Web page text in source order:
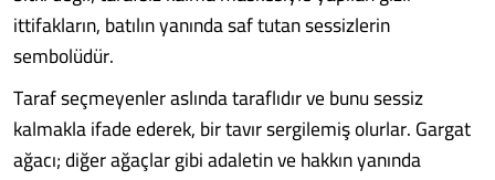
ittifakların, batılın yanında saf tutan sessizlerin
sembolüdür.
Taraf seçmeyenler aslında taraflıdır ve bunu sessiz
kalmakla ifade ederek, bir tavır sergilemiş olurlar. Gargat
ağacı; diğer ağaçlar gibi adaletin ve hakkın yanında